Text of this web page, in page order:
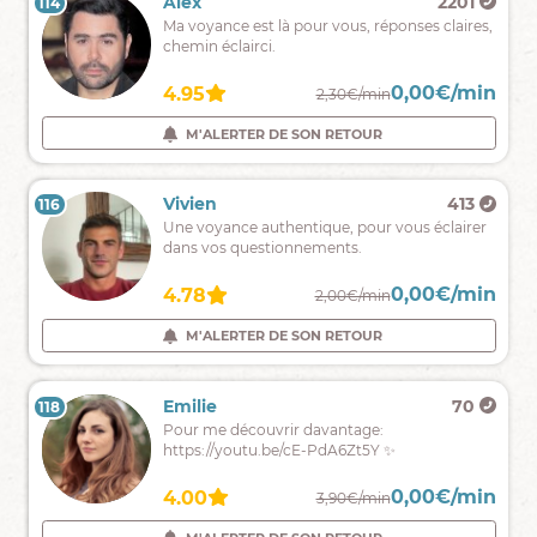
J'ai
la
réponse.
Voyance
rapide,
et
surtout
sans
complaisance
❤
5.00 0,00€/min
M'ALERTER DE SON RETOUR
Ma voyance est là pour vous, réponses claires,
chemin éclairci.
4.95 2,30€/min0,00€/min
M'ALERTER DE SON RETOUR
115 Celia
10
Voyance
rapide
directe
4.00 0,00€/min
M'ALERTER DE SON RETOUR
116 Vivien 413
Une voyance authentique, pour vous éclairer
dans vos questionnements.
4.78 2,00€/min0,00€/min
M'ALERTER DE SON RETOUR
117 Joana
905
Absente
du
au
20
JUILLET
4.87 2,69€/min 0,00€/min
118 Emilie 70
Pour me découvrir davantage:
https://youtu.be/cE-PdA6Zt5Y ✨
4.00 3,90€/min0,00€/min